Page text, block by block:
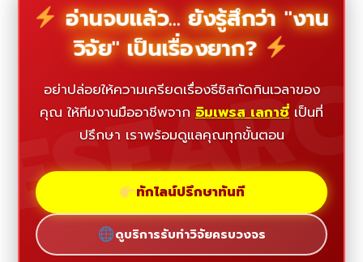
อ่านจบแล้ว... ยังรู้สึกว่า "งาน
วิจัย" เป็นเรื่องยาก?
อย่าปล่อยให้ความเครียดเรื่องธีซิสกัดกินเวลาของ
คุณ ให้ทีมงานมืออาชีพจาก อิมเพรส เลกาซี่ เป็นที่
ปรึกษา เราพร้อมดูแลคุณทุกขั้นตอน
ทักไลน์ปรึกษาทันที
ดูบริการรับทำวิจัยครบวงจร